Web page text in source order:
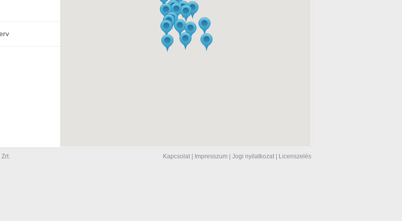
Kapcsolat Impresszum Jogi nyilatkozat Licenszelés